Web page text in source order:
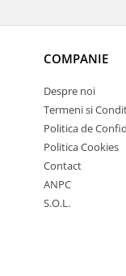
COMPANIE
Despre noi
Termeni si
Politica de
Politica Cookies
Contact
ANPC
S.O.L.